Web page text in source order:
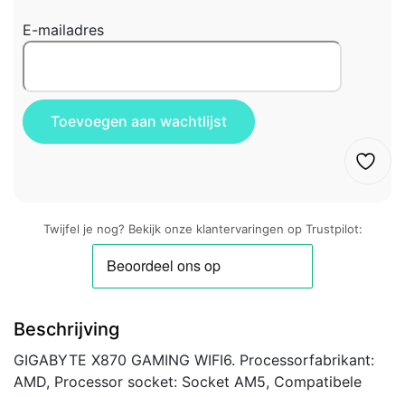
E-mailadres
Twijfel je nog? Bekijk onze klantervaringen op Trustpilot:
Beschrijving
GIGABYTE X870 GAMING WIFI6. Processorfabrikant:
AMD, Processor socket: Socket AM5, Compatibele